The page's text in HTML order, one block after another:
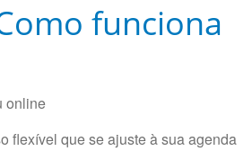
funciona
online
flexível que se ajuste à sua agenda